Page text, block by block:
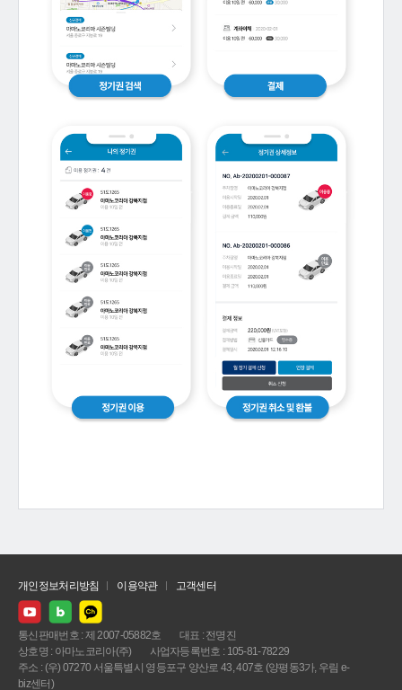
개인정보처리방침 이용약관 고객센터
통신판매번호 : 제 2007-05882호
대표 : 전명진
상호명 : 아마노코리아(주)
사업자등록번호 : 105-81-78229
주소 : (우) 07270 서울특별시 영등포구 양산로 43, 407호 (양평동3가, 우림 e-
biz센터)